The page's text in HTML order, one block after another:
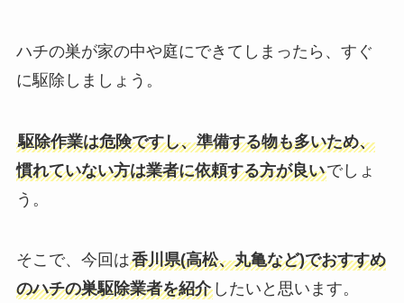
ハチの巣が家の中や庭にできてしまったら、すぐ
に駆除しましょう。
駆除作業は危険ですし、準備する物も多いため、
慣れていない方は業者に依頼する方が良いでしょ
う。
そこで、今回は香川県(高松、丸亀など)でおすすめ
のハチの巣駆除業者を紹介したいと思います。